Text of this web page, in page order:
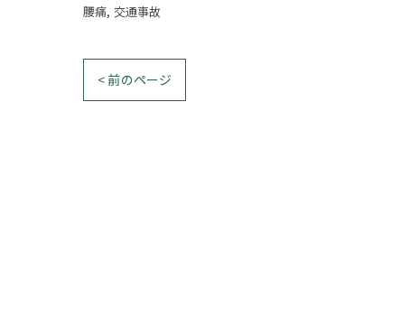
腰痛 交通事故
< 前のページ